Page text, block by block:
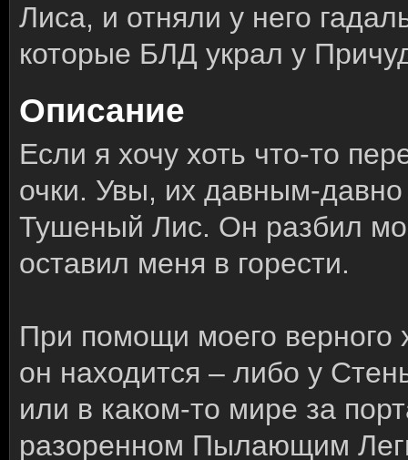
Лиса, и отняли у него
которые БЛД украл у
Описание
Если я хочу хоть что-то
очки. Увы, их давным-
Тушеный Лис. Он разбил
оставил меня в горести.
При помощи моего верного
он находится – либо у
или в каком-то мире за
разоренном Пылающим